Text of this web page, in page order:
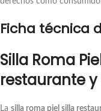
Ficha técnica
Silla Roma
restaurante
La silla roma piel silla